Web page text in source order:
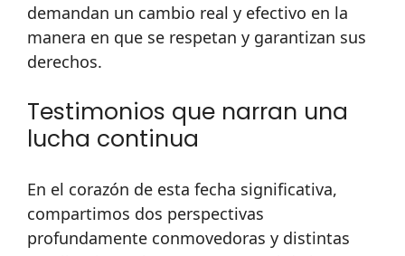
demandan un cambio real y efectivo en la
manera en que se respetan y garantizan sus
derechos.
Testimonios que narran una
lucha continua
En el corazón de esta fecha significativa,
compartimos dos perspectivas
profundamente conmovedoras y distintas